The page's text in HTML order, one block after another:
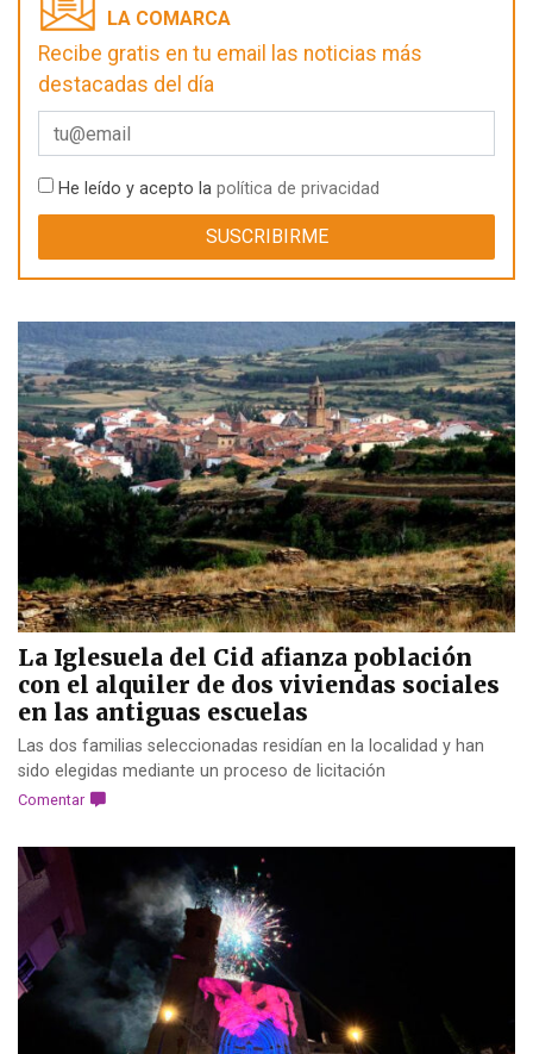
LA COMARCA
Recibe gratis en tu email las noticias más
destacadas del día
He leído y acepto la política de privacidad
La Iglesuela del Cid afianza población
con el alquiler de dos viviendas sociales
en las antiguas escuelas
Las dos familias seleccionadas residían en la localidad y han
sido elegidas mediante un proceso de licitación
Comentar